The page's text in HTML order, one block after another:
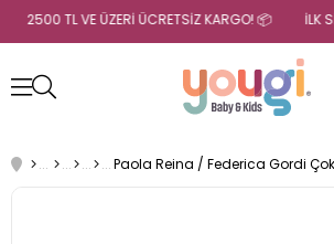
2500 TL VE ÜZERİ ÜCRETSİZ KARGO! 📦 İLK
Paola Reina / Federica Gordi